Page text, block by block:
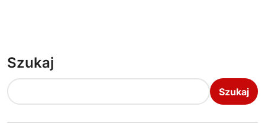
Szukaj
Szukaj